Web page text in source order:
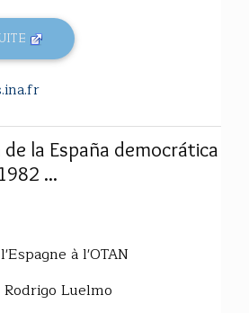
de la España democrática
...
à l'OTAN
Rodrigo Luelmo